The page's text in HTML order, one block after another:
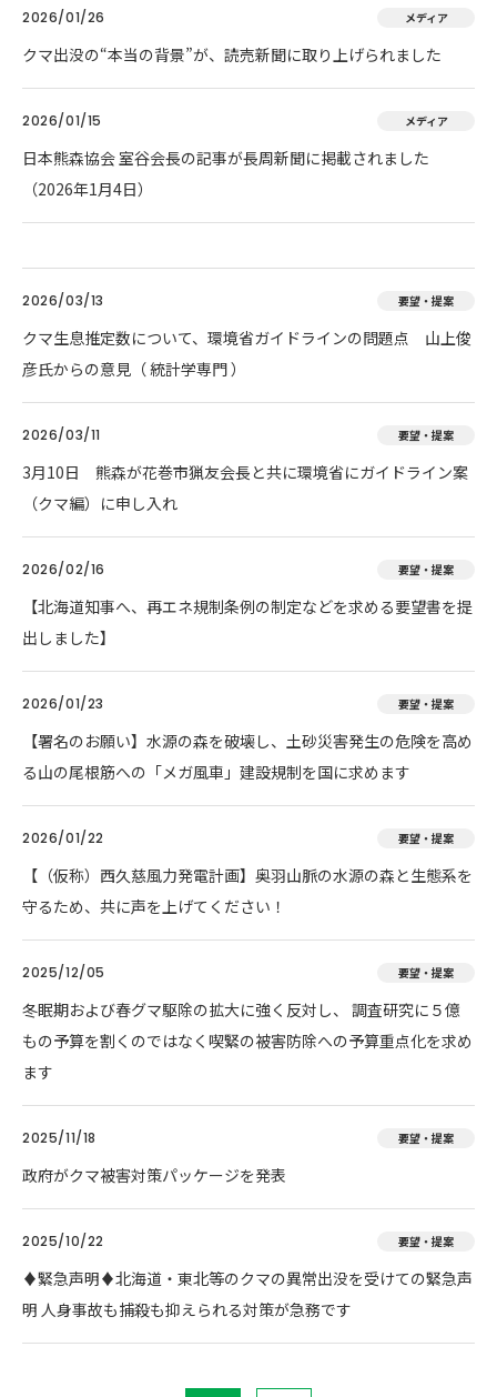
2026/01/26 メディア
クマ出没の“本当の背景”が、読売新聞に取り上げられました
2026/01/15 メディア
日本熊森協会 室谷会長の記事が長周新聞に掲載されました
（2026年1月4日）
2026/03/13 要望・提案
クマ生息推定数について、環境省ガイドラインの問題点 山上俊
彦氏からの意見（ 統計学専門 ）
2026/03/11 要望・提案
3月10日 熊森が花巻市猟友会長と共に環境省にガイドライン案
（クマ編）に申し入れ
2026/02/16 要望・提案
【北海道知事へ、再エネ規制条例の制定などを求める要望書を提
出しました】
2026/01/23 要望・提案
【署名のお願い】水源の森を破壊し、土砂災害発生の危険を高め
る山の尾根筋への「メガ風車」建設規制を国に求めます
2026/01/22 要望・提案
【（仮称）西久慈風力発電計画】奥羽山脈の水源の森と生態系を
守るため、共に声を上げてください！
2025/12/05 要望・提案
冬眠期および春グマ駆除の拡大に強く反対し、 調査研究に５億
もの予算を割くのではなく喫緊の被害防除への予算重点化を求め
ます
2025/11/18 要望・提案
政府がクマ被害対策パッケージを発表
2025/10/22 要望・提案
♦️緊急声明♦️北海道・東北等のクマの異常出没を受けての緊急声
明 人身事故も捕殺も抑えられる対策が急務です